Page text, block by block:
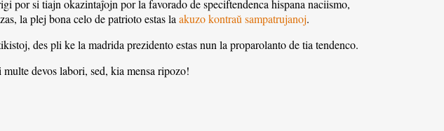
por si tiajn okazintaĵojn por la favorado de speciftendenca hispana naciismo,
la plej bona celo de patrioto estas laakuzo kontraŭ sampatrujanoj.
des pli ke la madrida prezidento estas nun la proparolanto de tia tendenco.
devos labori, sed, kia mensa ripozo!